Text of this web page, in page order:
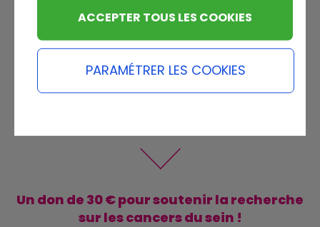
3
pour les disciplines du triathlon
natation, cyclisme, course à pied
Un don de 30 € pour soutenir la recherche
sur les cancers du sein !
PARAMÉTRER LES COOKIES
ACCEPTER TOUS LES COOKIES